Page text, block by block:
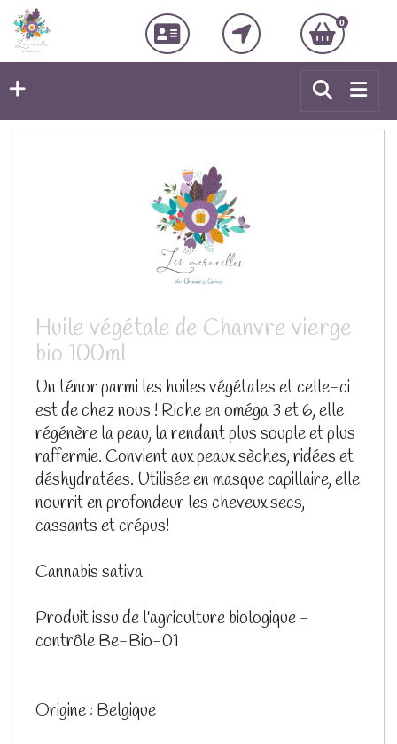
0
Huile végétale de Chanvre vierge
bio 100ml
Un ténor parmi les huiles végétales et celle-ci
est de chez nous ! Riche en oméga 3 et 6, elle
régénère la peau, la rendant plus souple et plus
raffermie. Convient aux peaux sèches, ridées et
déshydratées. Utilisée en masque capillaire, elle
nourrit en profondeur les cheveux secs,
cassants et crépus!
Cannabis sativa
Produit issu de l'agriculture biologique -
contrôle Be-Bio-01
Origine : Belgique